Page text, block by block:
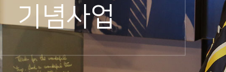
페인
온라인 교육
교육사진
이달의 참전국
이달의 영웅
기념사업